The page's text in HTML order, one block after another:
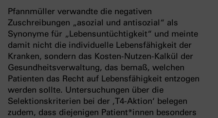
Pfannmüller verwandte die negativen
Zuschreibungen „asozial und antisozial“ als
Synonyme für „Lebensuntüchtigkeit“ und meinte
damit nicht die individuelle Lebensfähigkeit der
Kranken, sondern das Kosten-Nutzen-Kalkül der
Gesundheitsverwaltung, das bemaß, welchen
Patienten das Recht auf Lebensfähigkeit entzogen
werden sollte. Untersuchungen über die
Selektionskriterien bei der ‚T4-Aktion‘ belegen
zudem, dass diejenigen Patient*innen besonders